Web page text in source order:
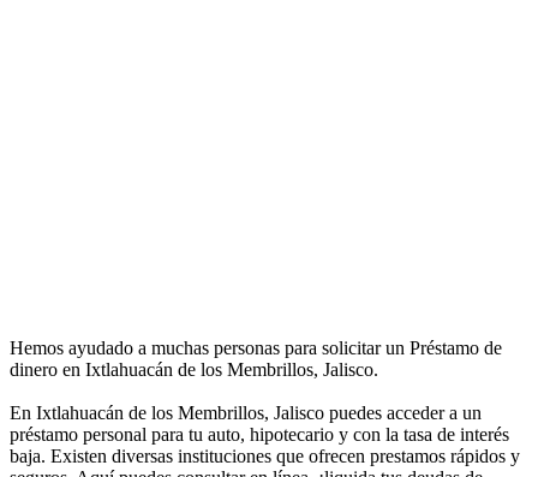
Hemos ayudado a muchas personas para solicitar un Préstamo de
dinero en Ixtlahuacán de los Membrillos, Jalisco.
En Ixtlahuacán de los Membrillos, Jalisco puedes acceder a un
préstamo personal para tu auto, hipotecario y con la tasa de interés
baja. Existen diversas instituciones que ofrecen prestamos rápidos y